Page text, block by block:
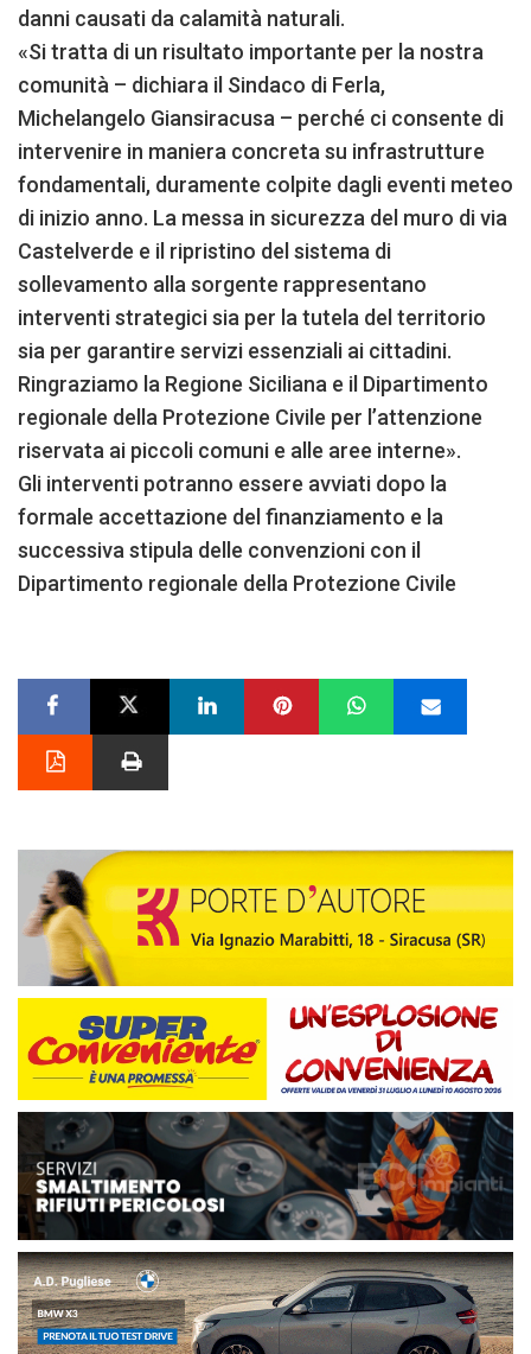
danni causati da calamità naturali.
«Si tratta di un risultato importante per la nostra
comunità – dichiara il Sindaco di Ferla,
Michelangelo Giansiracusa – perché ci consente di
intervenire in maniera concreta su infrastrutture
fondamentali, duramente colpite dagli eventi meteo
di inizio anno. La messa in sicurezza del muro di via
Castelverde e il ripristino del sistema di
sollevamento alla sorgente rappresentano
interventi strategici sia per la tutela del territorio
sia per garantire servizi essenziali ai cittadini.
Ringraziamo la Regione Siciliana e il Dipartimento
regionale della Protezione Civile per l’attenzione
riservata ai piccoli comuni e alle aree interne».
Gli interventi potranno essere avviati dopo la
formale accettazione del finanziamento e la
successiva stipula delle convenzioni con il
Dipartimento regionale della Protezione Civile